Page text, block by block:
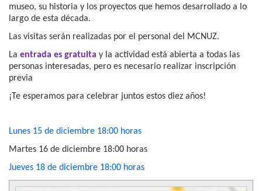
museo, su historia y los proyectos que hemos desarrollado a lo
largo de esta década.
Las visitas serán realizadas por el personal del MCNUZ.
La entrada es gratuita y la actividad está abierta a todas las
personas interesadas, pero es necesario realizar inscripción
previa
¡Te esperamos para celebrar juntos estos diez años!
Lunes 15 de diciembre 18:00 horas
Martes 16 de diciembre 18:00 horas
Jueves 18 de diciembre 18:00 horas